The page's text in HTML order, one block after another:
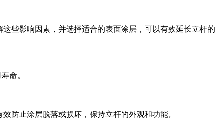
些影响因素，并选择适合的表面涂层，可以有效延长立杆的
命。
防止涂层脱落或损坏，保持立杆的外观和功能。